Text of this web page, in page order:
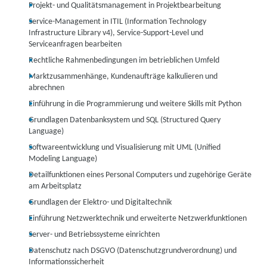
Projekt- und Qualitätsmanagement in Projektbearbeitung
Service-Management in ITIL (Information Technology
Infrastructure Library v4), Service-Support-Level und
Serviceanfragen bearbeiten
Rechtliche Rahmenbedingungen im betrieblichen Umfeld
Marktzusammenhänge, Kundenaufträge kalkulieren und
abrechnen
Einführung in die Programmierung und weitere Skills mit Python
Grundlagen Datenbanksystem und SQL (Structured Query
Language)
Softwareentwicklung und Visualisierung mit UML (Unified
Modeling Language)
Detailfunktionen eines Personal Computers und zugehörige Geräte
am Arbeitsplatz
Grundlagen der Elektro- und Digitaltechnik
Einführung Netzwerktechnik und erweiterte Netzwerkfunktionen
Server- und Betriebssysteme einrichten
Datenschutz nach DSGVO (Datenschutzgrundverordnung) und
Informationssicherheit